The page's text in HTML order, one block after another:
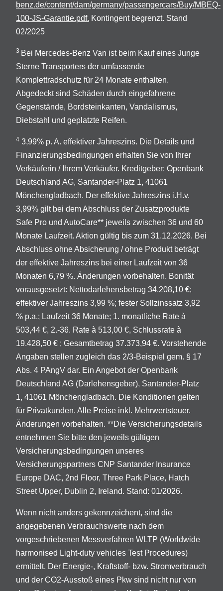
benz.de/content/dam/germany/passengercars/Buy/MBEQ-
100-JS-Garantie.pdf. Kontingent begrenzt. Stand
02/2025
3 Bei Mercedes-Benz Van ist beim Kauf eines Junge
Sterne Transporters der umfassende
Komplettradschutz für 24 Monate enthalten.
Abgedeckt sind Schäden durch eingefahrene
Gegenstände, Bordsteinkanten, Vandalismus,
Diebstahl und geplatzte Reifen.
4 3,99% p. A. effektiver Jahreszins. Die Details und
Finanzierungsbedingungen erhalten Sie von Ihrer
Verkäuferin / Ihrem Verkäufer. Kreditgeber: Openbank
Deutschland AG, Santander-Platz 1, 41061
Mönchengladbach. Der effektive Jahreszins i.H.v.
3,99% gilt bei dem Abschluss der Zusatzprodukte
Safe Pro und AutoCare** jeweils zwischen 36 und 60
Monate Laufzeit. Aktion gültig bis zum 31.12.2026. Bei
Abschluss ohne Absicherung / ohne Produkt beträgt
der effektive Jahreszins bei einer Laufzeit von 36
Monaten 6,79 %. Änderungen vorbehalten. Bonität
vorausgesetzt: Nettodarlehensbetrag 34.208,10 €;
effektiver Jahreszins 3,99 %; fester Sollzinssatz 3,92
% p.a.; Laufzeit 36 Monate; 1. monatliche Rate à
503,44 €, 2.-36. Rate à 513,00 €, Schlussrate à
19.428,50 € ; Gesamtbetrag 37.373,94 €. Vorstehende
Angaben stellen zugleich das 2/3-Beispiel gem. § 17
Abs. 4 PAngV dar. Ein Angebot der Openbank
Deutschland AG (Darlehensgeber), Santander-Platz
1, 41061 Mönchengladbach. Die Konditionen gelten
für Privatkunden. Alle Preise inkl. Mehrwertsteuer.
Änderungen vorbehalten. **Die Versicherungsdetails
entnehmen Sie bitte den jeweils gültigen
Versicherungsbedingungen unseres
Versicherungspartners CNP Santander Insurance
Europe DAC, 2nd Floor, Three Park Place, Hatch
Street Upper, Dublin 2, Ireland. Stand: 01/2026.
Wenn nicht anders gekennzeichent, sind die
angegebenen Verbrauchswerte nach dem
vorgeschriebenen Messverfahren WLTP (Worldwide
harmonised Light-duty vehicles Test Procedures)
ermittelt. Der Energie-, Kraftstoff- bzw. Stromverbrauch
und der CO2-Ausstoß eines Pkw sind nicht nur von